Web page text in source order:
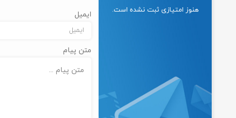
هنوز امتیازی ثبت نشده است. ایمیل
متن پیام